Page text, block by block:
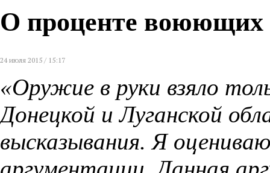
О проценте воюющих
24 июля 2015 / 15:17
«Оружие в руки взяло
Донецкой и Луганской
высказывания. Я